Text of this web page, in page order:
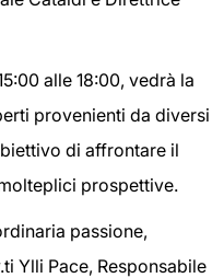
alle 18:00, vedrà la
provenienti da diversi
di affrontare il
prospettive.
passione,
Ylli Pace, Responsabile